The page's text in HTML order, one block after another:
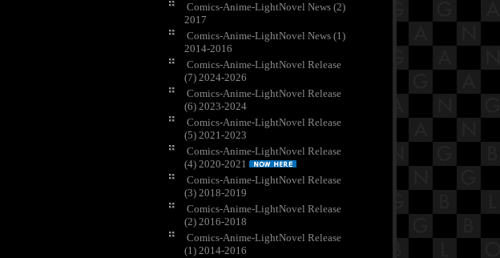
Comics-Anime-LightNovel News (2)
2017
Comics-Anime-LightNovel News (1)
2014-2016
Comics-Anime-LightNovel Release
(7) 2024-2026
Comics-Anime-LightNovel Release
(6) 2023-2024
Comics-Anime-LightNovel Release
(5) 2021-2023
Comics-Anime-LightNovel Release
(4) 2020-2021
Comics-Anime-LightNovel Release
(3) 2018-2019
Comics-Anime-LightNovel Release
(2) 2016-2018
Comics-Anime-LightNovel Release
(1) 2014-2016